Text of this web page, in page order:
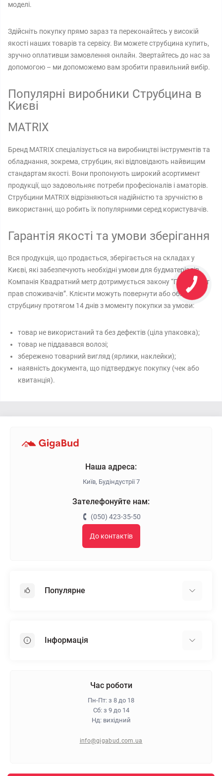
моделі.
Здійсніть покупку прямо зараз та переконайтесь у високій
якості наших товарів та сервісу. Ви можете струбцина купить,
зручно оплативши замовлення онлайн. Звертайтесь до нас за
допомогою – ми допоможемо вам зробити правильний вибір.
Популярні виробники Струбцина в
Києві
MATRIX
Бренд MATRIX спеціалізується на виробництві інструментів та
обладнання, зокрема, струбцин, які відповідають найвищим
стандартам якості. Вони пропонують широкий асортимент
продукції, що задовольняє потреби професіоналів і аматорів.
Струбцини MATRIX відрізняються надійністю та зручністю в
використанні, що робить їх популярними серед користувачів.
Гарантія якості та умови зберігання
Вся продукція, що продається, зберігається на складах у
Києві, які забезпечують необхідні умови для будматеріалів.
Компанія Квадратний метр дотримується закону “Про захист
прав споживачів”. Клієнти можуть повернути або обміняти
струбцину протягом 14 днів з моменту покупки за умови:
товар не використаний та без дефектів (ціла упаковка);
товар не піддавався волозі;
збережено товарний вигляд (ярлики, наклейки);
наявність документа, що підтверджує покупку (чек або
квитанція).
Наша адреса:
Київ, Будіндустрії 7
Зателефонуйте нам:
(050) 423-35-50
До контактів
Популярне
Пінопласт
Інформація
Гарантія та повернення
Політика конфіденційності
Час роботи
Пн-Пт: з 8 до 18
Сб: з 9 до 14
Нд: вихідний
info@gigabud.com.ua